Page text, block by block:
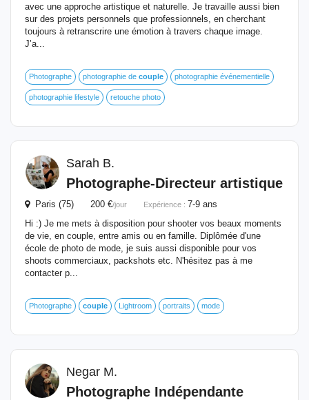
avec une approche artistique et naturelle. Je travaille aussi bien
sur des projets personnels que professionnels, en cherchant
toujours à retranscrire une émotion à travers chaque image.
J’a...
Photographe photographie de couple photographie événementielle
photographie lifestyle retouche photo
Sarah B.
Photographe-Directeur artistique
Paris (75) 200 €/jour Expérience : 7-9 ans
Hi :) Je me mets à disposition pour shooter vos beaux moments
de vie, en couple, entre amis ou en famille. Diplômée d'une
école de photo de mode, je suis aussi disponible pour vos
shoots commerciaux, packshots etc. N'hésitez pas à me
contacter p...
Photographe couple Lightroom portraits mode
Negar M.
Photographe Indépendante